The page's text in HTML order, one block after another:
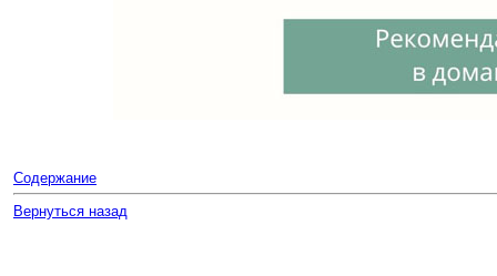
Содержание
Вернуться назад